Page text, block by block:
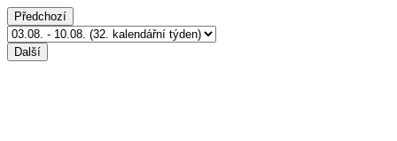
Předchozí
Další